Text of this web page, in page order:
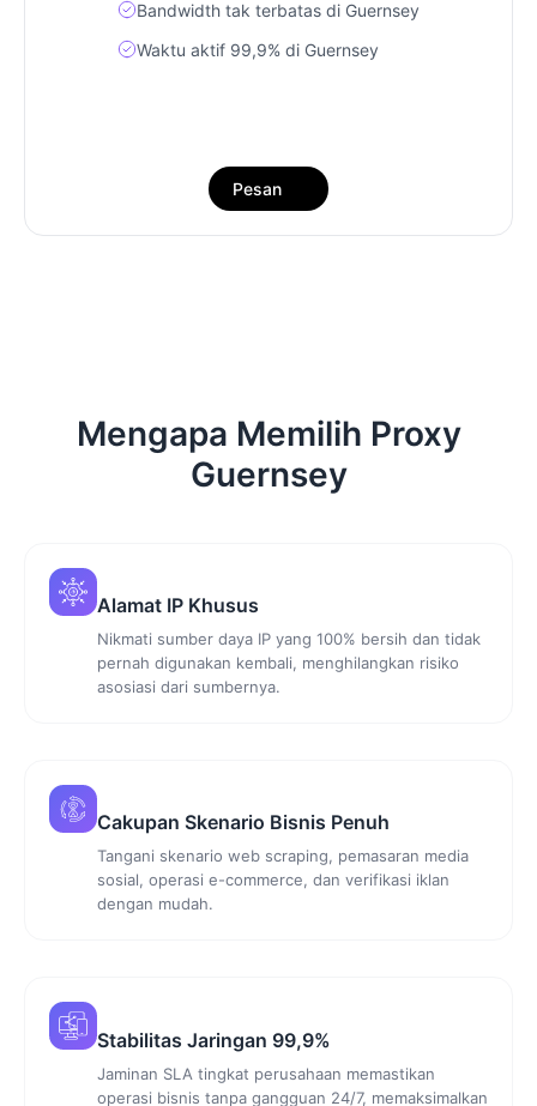
Bandwidth tak terbatas di Guernsey
Waktu aktif 99,9% di Guernsey
Pesan
Mengapa Memilih Proxy
Guernsey
Alamat IP Khusus
Nikmati sumber daya IP yang 100% bersih dan tidak
pernah digunakan kembali, menghilangkan risiko
asosiasi dari sumbernya.
Cakupan Skenario Bisnis Penuh
Tangani skenario web scraping, pemasaran media
sosial, operasi e-commerce, dan verifikasi iklan
dengan mudah.
Stabilitas Jaringan 99,9%
Jaminan SLA tingkat perusahaan memastikan
operasi bisnis tanpa gangguan 24/7, memaksimalkan